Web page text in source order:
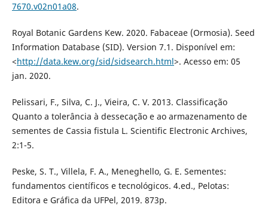
7670.v02n01a08.
Royal Botanic Gardens Kew. 2020. Fabaceae (Ormosia). Seed
Information Database (SID). Version 7.1. Disponível em:
<http://data.kew.org/sid/sidsearch.html>. Acesso em: 05
jan. 2020.
Pelissari, F., Silva, C. J., Vieira, C. V. 2013. Classificação
Quanto a tolerância à dessecação e ao armazenamento de
sementes de Cassia fistula L. Scientific Electronic Archives,
2:1-5.
Peske, S. T., Villela, F. A., Meneghello, G. E. Sementes:
fundamentos científicos e tecnológicos. 4.ed., Pelotas:
Editora e Gráfica da UFPel, 2019. 873p.